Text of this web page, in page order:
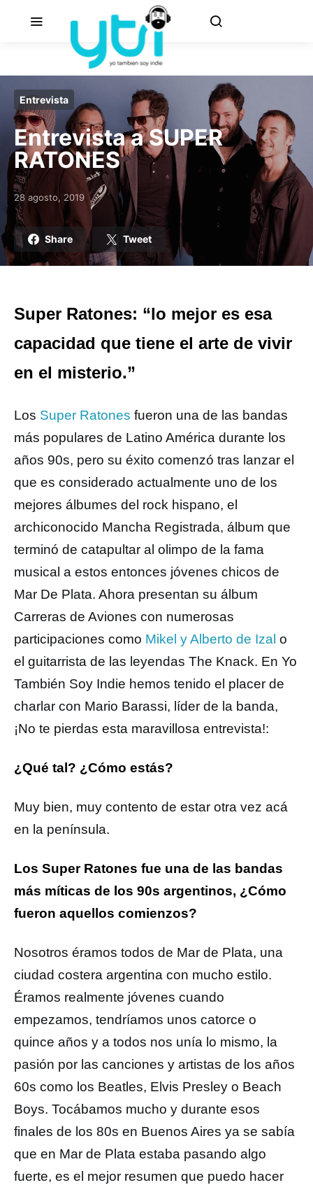
Entrevista
Entrevista a SUPER
RATONES
Posted on
28 agosto, 2019
Share Tweet
Super Ratones: “lo mejor es esa
capacidad que tiene el arte de vivir
en el misterio.”
Los Super Ratones fueron una de las bandas
más populares de Latino América durante los
años 90s, pero su éxito comenzó tras lanzar el
que es considerado actualmente uno de los
mejores álbumes del rock hispano, el
archiconocido Mancha Registrada, álbum que
terminó de catapultar al olimpo de la fama
musical a estos entonces jóvenes chicos de
Mar De Plata. Ahora presentan su álbum
Carreras de Aviones con numerosas
participaciones como Mikel y Alberto de Izal o
el guitarrista de las leyendas The Knack. En Yo
También Soy Indie hemos tenido el placer de
charlar con Mario Barassi, líder de la banda,
¡No te pierdas esta maravillosa entrevista!:
¿Qué tal? ¿Cómo estás?
Muy bien, muy contento de estar otra vez acá
en la península.
Los Super Ratones fue una de las bandas
más míticas de los 90s argentinos, ¿Cómo
fueron aquellos comienzos?
Nosotros éramos todos de Mar de Plata, una
ciudad costera argentina con mucho estilo.
Éramos realmente jóvenes cuando
empezamos, tendríamos unos catorce o
quince años y a todos nos unía lo mismo, la
pasión por las canciones y artistas de los años
60s como los Beatles, Elvis Presley o Beach
Boys. Tocábamos mucho y durante esos
finales de los 80s en Buenos Aires ya se sabía
que en Mar de Plata estaba pasando algo
fuerte, es el mejor resumen que puedo hacer